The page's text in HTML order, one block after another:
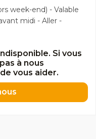
week-end) - Valable
midi - Aller -
Si vous
à nous
vous aider.